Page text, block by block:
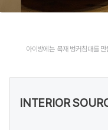
아이방에는 목재 벙커침대를
INTERIOR